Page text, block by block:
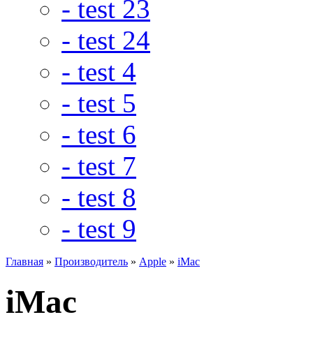
- test 23
- test 24
- test 4
- test 5
- test 6
- test 7
- test 8
- test 9
Главная » Производитель » Apple » iMac
iMac